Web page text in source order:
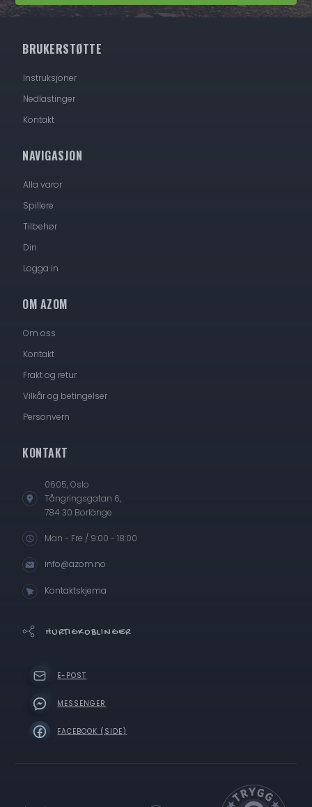
BRUKERSTØTTE
Instruksjoner
Nedlastinger
Kontakt
NAVIGASJON
Alla varor
Spillere
Tilbehør
Din
Logga in
OM AZOM
Om oss
Kontakt
Frakt og retur
Vilkår og betingelser
Personvern
KONTAKT
0605, Oslo
Tångringsgatan 6,
784 30 Borlänge
Man - Fre / 9:00 - 18:00
info@azom.no
Kontaktskjema
HURTIGKOBLINGER
E-POST
MESSENGER
FACEBOOK (SIDE)